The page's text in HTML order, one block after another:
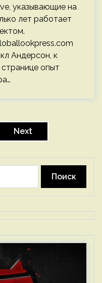
указывающие на
лет работает
Андерсон, к
опыт
Next